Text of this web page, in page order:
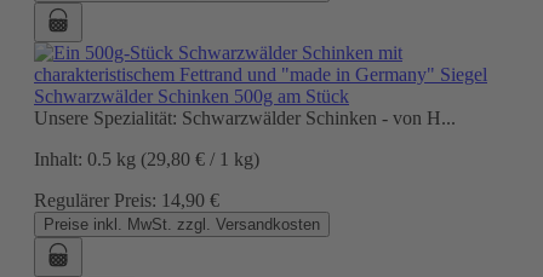
Schwarzwälder Schinken 500g am Stück
Unsere Spezialität: Schwarzwälder Schinken - von H...
Inhalt: 0.5 kg (29,80 € / 1 kg)
Regulärer Preis: 14,90 €
Preise inkl. MwSt. zzgl. Versandkosten